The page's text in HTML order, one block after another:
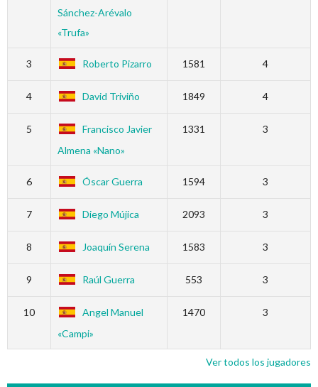
Sánchez-Arévalo
«Trufa»
3 Roberto Pizarro 1581 4
4 David Triviño 1849 4
5
Francisco Javier
Almena «Nano»
1331 3
6 Óscar Guerra 1594 3
7 Diego Mújica 2093 3
8 Joaquín Serena 1583 3
9 Raúl Guerra 553 3
10
Angel Manuel
«Campi»
1470 3
Ver todos los jugadores